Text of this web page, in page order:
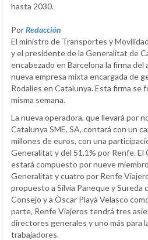
hasta 2030.
PorRedacción
El ministro de Transportes y
y el presidente de la Generalitat de
encabezado en Barcelona la firma del
nueva empresa mixta encargada de
Rodalies en Catalunya. Esta firma se
misma semana.
La nueva operadora, que llevará por
Catalunya SME, SA, contará con un
millones de euros, con una
Generalitat y del 51,1% por Renfe.
estará compuesto por nueve
Generalitat y cuatro por Renfe
propuesto a Sílvia Paneque y Sureda
Consejo y a Òscar Playà Velasco
parte, Renfe Viajeros tendrá tres
directores generales y uno más para
trabajadores.